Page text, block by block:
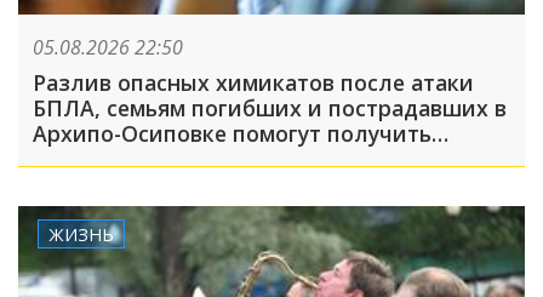
05.08.2026 22:50
Разлив опасных химикатов после атаки
БПЛА, семьям погибших и пострадавших в
Архипо-Осиповке помогут получить
выплаты: ТОП-5 за 5 августа
ЖИЗНЬ